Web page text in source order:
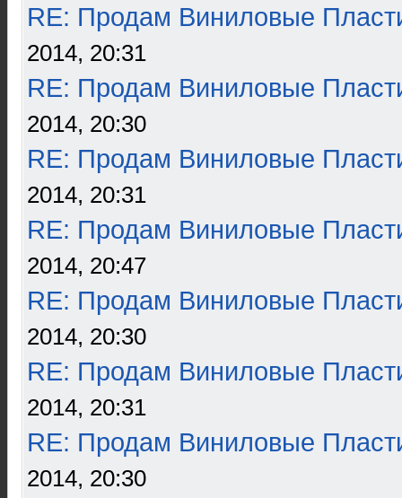
RE: Продам Виниловые
2014, 20:31
RE: Продам Виниловые
2014, 20:30
RE: Продам Виниловые
2014, 20:31
RE: Продам Виниловые
2014, 20:47
RE: Продам Виниловые
2014, 20:30
RE: Продам Виниловые
2014, 20:31
RE: Продам Виниловые
2014, 20:30